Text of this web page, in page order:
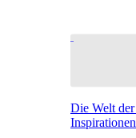
Die Welt
Inspirationen